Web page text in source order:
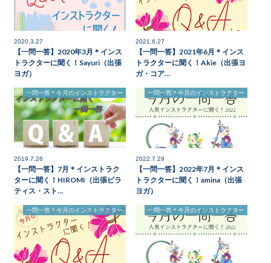
2020.3.27
【一問一答】2020年3月＊インス
トラクターに聞く！Sayuri（出張
ヨガ）
2021.6.27
【一問一答】2021年6月＊インス
トラクターに聞く！Akie（出張ヨ
ガ・コア…
一問一答＊今月のインストラクター
2019.7.26
【一問一答】7月＊インストラク
ターに聞く！HIROMI（出張ピラ
ティス・スト…
一問一答＊今月のインストラクター
2022.7.29
【一問一答】2022年7月＊インス
トラクターに聞く！amina（出張
ヨガ）
一問一答＊今月のインストラクター 一問一答＊今月のインストラクター